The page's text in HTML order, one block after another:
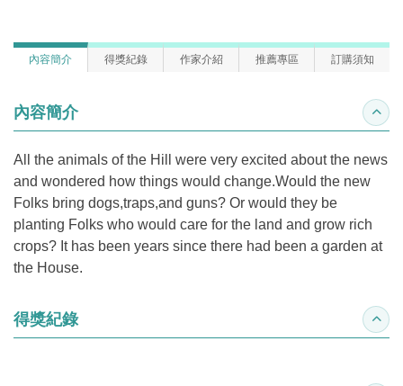
內容簡介 得獎紀錄 作家介紹 推薦專區 訂購須知
內容簡介 收合
All the animals of the Hill were very excited about the news
and wondered how things would change.Would the new
Folks bring dogs,traps,and guns? Or would they be
planting Folks who would care for the land and grow rich
crops? It has been years since there had been a garden at
the House.
得獎紀錄 收合